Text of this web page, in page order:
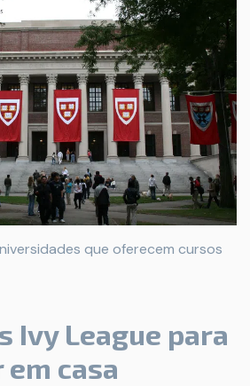
que oferecem cursos
Ivy League para
casa